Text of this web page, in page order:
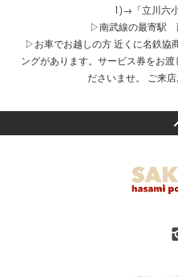
1)→「立川六
▷南武線の最寄駅
▷お車でお越しの方 近くに名鉄協
ングがあります。サービス券をお
ださいませ。 ご来店